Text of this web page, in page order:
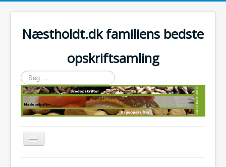
Næstholdt.dk familiens bedste
opskriftsamling
Søg
…
Skift
navigation